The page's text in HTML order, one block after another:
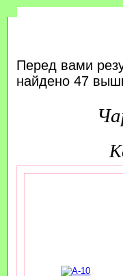
Перед вами
найдено 47